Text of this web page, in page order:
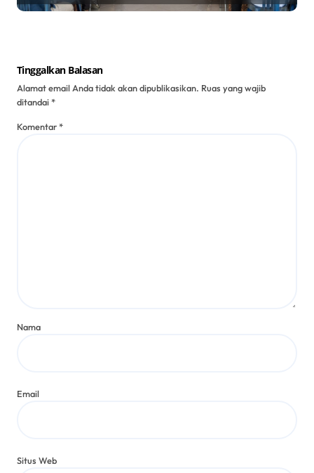
Tinggalkan Balasan
Alamat email Anda tidak akan dipublikasikan. Ruas yang wajib
ditandai*
Komentar*
Nama
Email
Situs Web